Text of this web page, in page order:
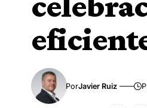
PorJavier Ruiz